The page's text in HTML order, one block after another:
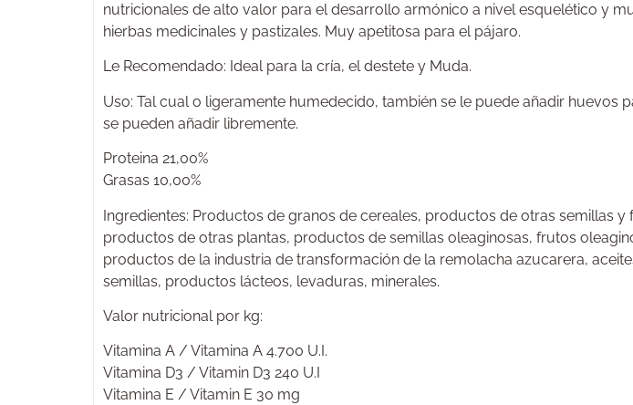
nutricionales de alto valor para el desarrollo armónico a nivel esquelético y
hierbas medicinales y pastizales. Muy apetitosa para el pájaro.
Le Recomendado: Ideal para la cría, el destete y Muda.
Uso: Tal cual o ligeramente humedecido, también se le puede añadir
se pueden añadir libremente.
Proteina 21,00%
Grasas 10,00%
Ingredientes: Productos de granos de cereales, productos de otras semillas y
productos de otras plantas, productos de semillas oleaginosas, frutos
productos de la industria de transformación de la remolacha azucarera,
semillas, productos lácteos, levaduras, minerales.
Valor nutricional por kg:
Vitamina A / Vitamina A 4.700 U.I.
Vitamina D3 / Vitamin D3 240 U.I
Vitamina E / Vitamin E 30 mg